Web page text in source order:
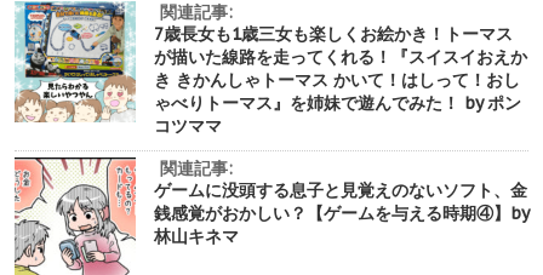
関連記事:
7歳長女も1歳三女も楽しくお絵かき！トーマス
が描いた線路を走ってくれる！『スイスイおえか
き きかんしゃトーマス かいて！はしって！おし
ゃべりトーマス』を姉妹で遊んでみた！ by ポン
コツママ
関連記事:
ゲームに没頭する息子と見覚えのないソフト、金
銭感覚がおかしい？【ゲームを与える時期④】by
林山キネマ